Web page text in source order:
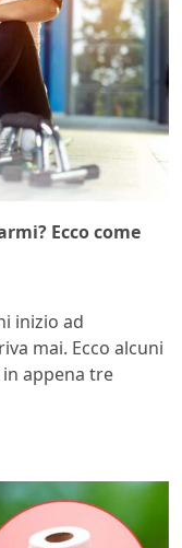
Ecco come
inizio ad
mai. Ecco alcuni
appena tre